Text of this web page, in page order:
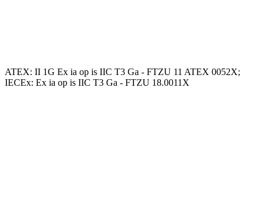
ATEX: II 1G Ex ia op is IIC T3 Ga - FTZU 11 ATEX 0052X;
IECEx: Ex ia op is IIC T3 Ga - FTZU 18.0011X